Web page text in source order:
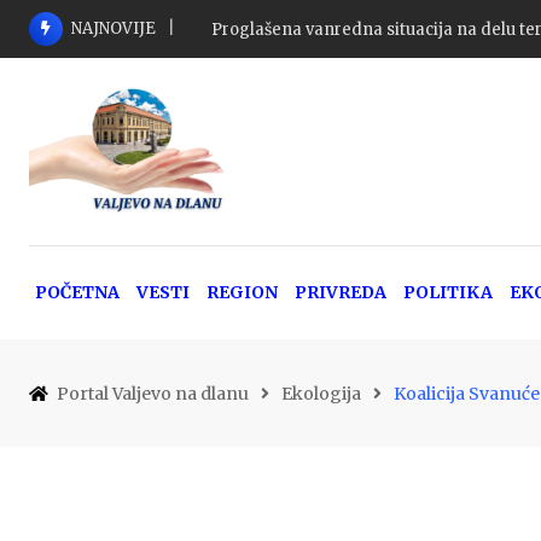
Skip
NAJNOVIJE Tri osobe poginule u 116 saobraćajnih
POČETNA VESTI REGION PRIVREDA POLITIKA
Portal Valjevo na dlanu Ekologija Koalicija